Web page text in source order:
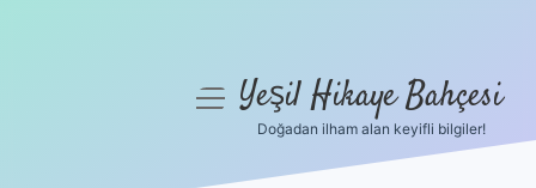
menüyüYeşil Hikaye Bahçesi
Doğadan ilham alan keyifli bilgiler!